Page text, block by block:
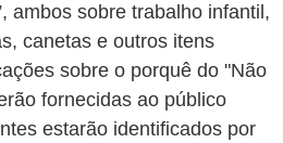
ambos sobre trabalho infantil,
canetas e outros itens
sobre o porquê do "Não
fornecidas ao público
estarão identificados por